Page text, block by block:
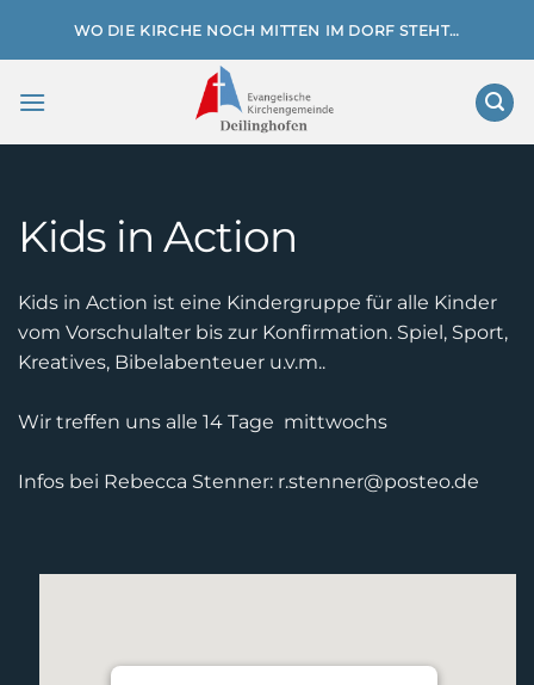
WO DIE KIRCHE NOCH MITTEN IM DORF STEHT…
Kids in Action
Kids in Action ist eine Kindergruppe für alle Kinder
vom Vorschulalter bis zur Konfirmation. Spiel, Sport,
Kreatives, Bibelabenteuer u.v.m..
Wir treffen uns alle 14 Tage mittwochs
Infos bei Rebecca Stenner: r.stenner@posteo.de